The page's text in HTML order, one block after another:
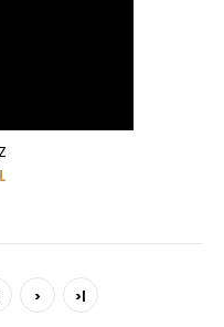
> >|